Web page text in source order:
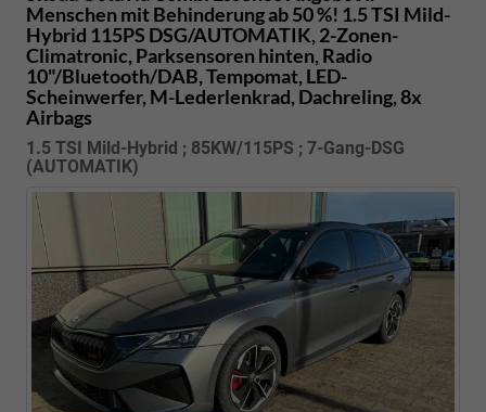
Menschen mit Behinderung ab 50 %! 1.5 TSI Mild-
Hybrid 115PS DSG/AUTOMATIK, 2-Zonen-
Climatronic, Parksensoren hinten, Radio
10"/Bluetooth/DAB, Tempomat, LED-
Scheinwerfer, M-Lederlenkrad, Dachreling, 8x
Airbags
1.5 TSI Mild-Hybrid ; 85KW/115PS ; 7-Gang-DSG
(AUTOMATIK)